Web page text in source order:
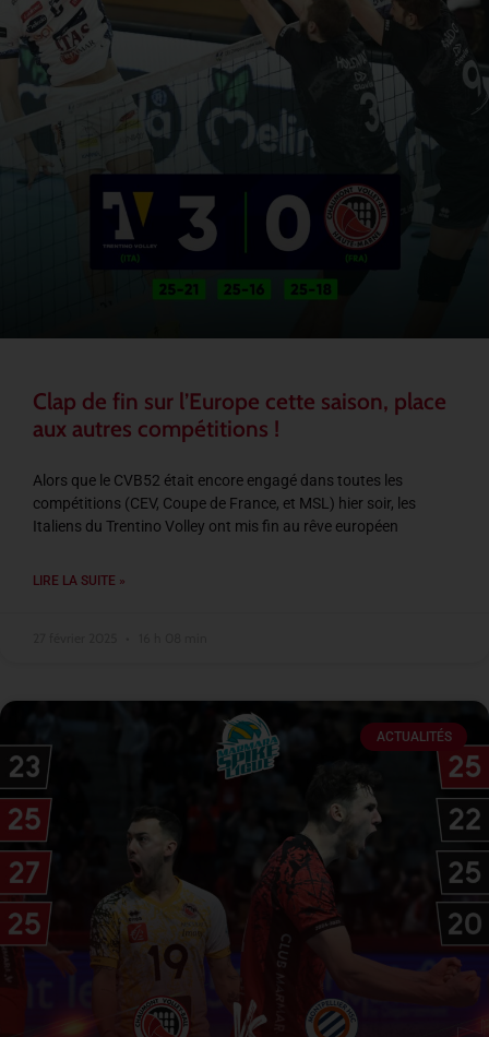
Clap de fin sur l’Europe cette saison, place
aux autres compétitions !
Alors que le CVB52 était encore engagé dans toutes les
compétitions (CEV, Coupe de France, et MSL) hier soir, les
Italiens du Trentino Volley ont mis fin au rêve européen
LIRE LA SUITE »
ACTUALITÉS